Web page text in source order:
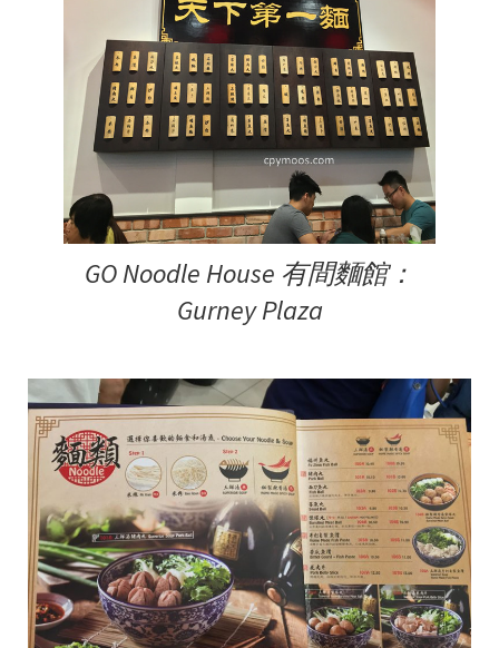
GO Noodle House 有間麵館：
Gurney Plaza